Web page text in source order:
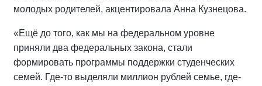
молодых родителей, акцентировала Анна Кузнецова.
«Ещё до того, как мы на федеральном уровне
приняли два федеральных закона, стали
формировать программы поддержки студенческих
семей. Где-то выделяли миллион рублей семье, где-